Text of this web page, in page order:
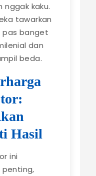
nggak kaku.
tawarkan
pas banget
dan
beda.
Hasil
ini